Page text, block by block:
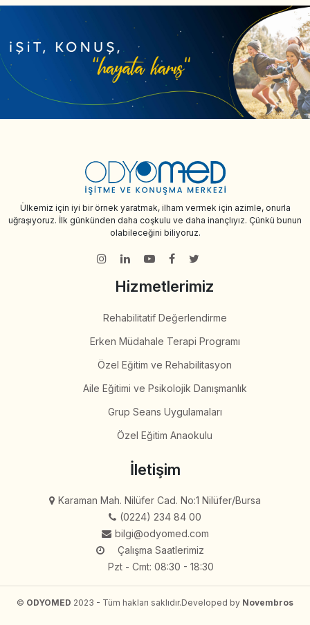
Ülkemiz için iyi bir örnek yaratmak, ilham vermek için azimle, onurla
uğraşıyoruz. İlk günkünden daha coşkulu ve daha inançlıyız. Çünkü bunun
olabileceğini biliyoruz.
Hizmetlerimiz
Rehabilitatif Değerlendirme
Erken Müdahale Terapi Programı
Özel Eğitim ve Rehabilitasyon
Aile Eğitimi ve Psikolojik Danışmanlık
Grup Seans Uygulamaları
Özel Eğitim Anaokulu
İletişim
Karaman Mah. Nilüfer Cad. No:1 Nilüfer/Bursa
(0224) 234 84 00
bilgi@odyomed.com
Çalışma Saatlerimiz
Pzt - Cmt: 08:30 - 18:30
© ODYOMED 2023 - Tüm hakları saklıdır.Developed by Novembros